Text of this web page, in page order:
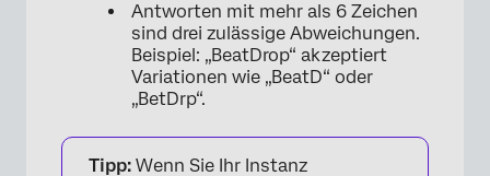
Antworten mit mehr als 6 Zeichen
sind drei zulässige Abweichungen.
Beispiel: „BeatDrop“ akzeptiert
Variationen wie „BeatD“ oder
„BetDrp“.
Tipp: Wenn Sie Ihr Instanz